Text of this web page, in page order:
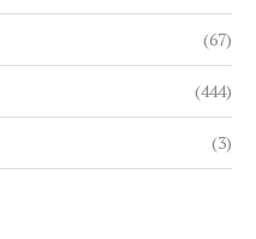
(67)
(444)
(3)